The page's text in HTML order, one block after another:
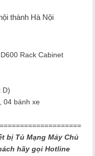
thành Hà Nội
Rack Cabinet
D)
04 bánh xe
bị Tủ Mạng Máy Chủ
hãy gọi Hotline